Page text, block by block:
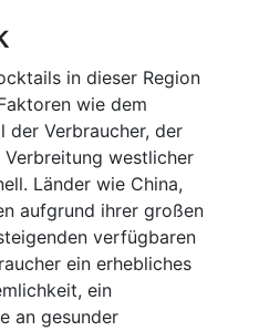
in dieser Region
wie dem
der Verbraucher, der
westlicher
Länder wie China,
aufgrund ihrer großen
verfügbaren
ein erhebliches
ein
an gesunder